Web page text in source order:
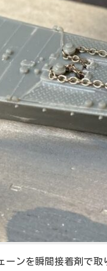
ーンを瞬間接着剤で取